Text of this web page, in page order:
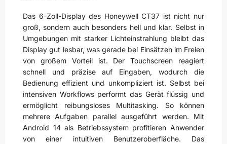
Das 6-Zoll-Display des Honeywell CT37 ist nicht nur
groß, sondern auch besonders hell und klar. Selbst in
Umgebungen mit starker Lichteinstrahlung bleibt das
Display gut lesbar, was gerade bei Einsätzen im Freien
von großem Vorteil ist. Der Touchscreen reagiert
schnell und präzise auf Eingaben, wodurch die
Bedienung effizient und unkompliziert ist. Selbst bei
intensiven Workflows performt das Gerät flüssig und
ermöglicht reibungsloses Multitasking. So können
mehrere Aufgaben parallel ausgeführt werden. Mit
Android 14 als Betriebssystem profitieren Anwender
von einer intuitiven Benutzeroberfläche. Das